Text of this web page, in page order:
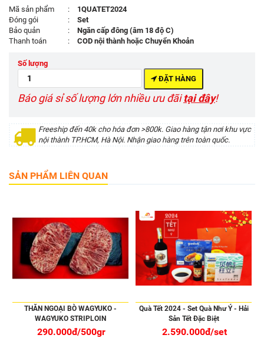
Mã sản phẩm :
1QUATET2024
Đóng gói
:
Set
Bảo quản
:
Ngăn cấp đông (âm 18 độ C)
Thanh toán
: COD nội thành hoặc Chuyển Khoản
Số lượng
ĐẶT HÀNG
Báo giá sỉ số lượng lớn nhiều ưu đãitại đây!
Freeship đến 40k cho hóa đơn >800k. Giao hàng tận nơi khu vực
nội thành TP.HCM, Hà Nội. Nhận giao hàng trên toàn quốc.
SẢN PHẨM LIÊN QUAN
THĂN NGOẠI BÒ WAGYUKO -
WAGYUKO STRIPLOIN
290.000đ/500gr
Quà Tết 2024 - Set Quà Như Ý - Hải
Sản Tết Đặc Biệt
2.590.000đ/set